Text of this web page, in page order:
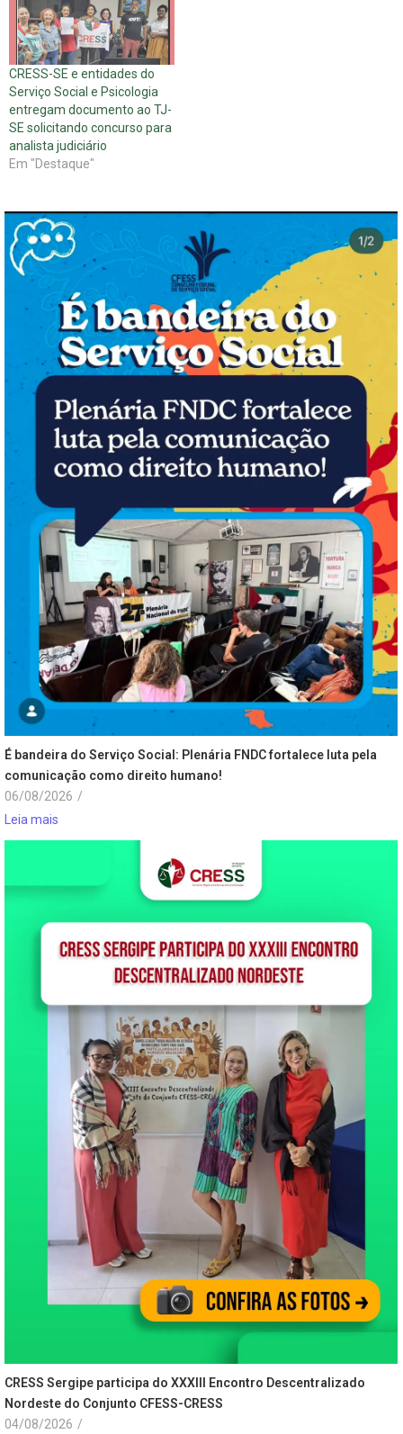
CRESS-SE e entidades do
Serviço Social e Psicologia
entregam documento ao TJ-
SE solicitando concurso para
analista judiciário
Em "Destaque"
É bandeira do Serviço Social: Plenária FNDC fortalece luta pela
comunicação como direito humano!
06/08/2026 /
Leia mais
CRESS Sergipe participa do XXXIII Encontro Descentralizado
Nordeste do Conjunto CFESS-CRESS
04/08/2026 /